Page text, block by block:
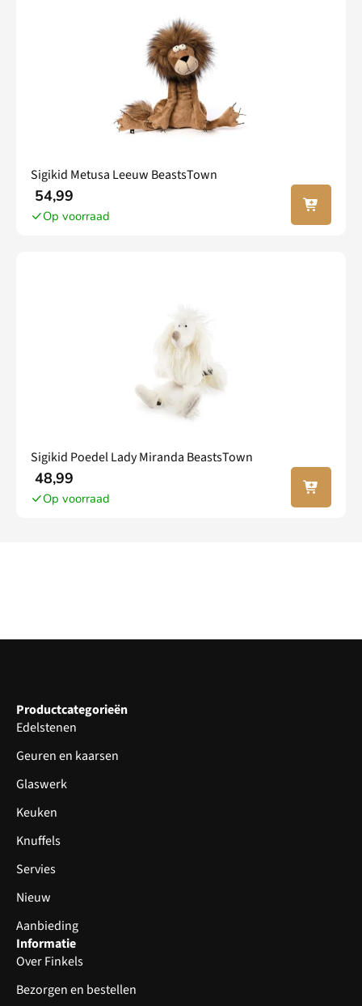
Sigikid Metusa Leeuw BeastsTown
54,99
Op voorraad
In jouw
winkel
Sigikid Poedel Lady Miranda BeastsTown
48,99
Op voorraad
In jouw
winkel
Productcategorieën
Edelstenen
Geuren en kaarsen
Glaswerk
Keuken
Knuffels
Servies
Nieuw
Aanbieding
Informatie
Over Finkels
Bezorgen en bestellen